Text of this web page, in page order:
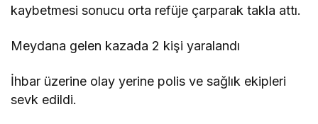
kaybetmesi sonucu orta refüje çarparak takla attı.
Meydana gelen kazada 2 kişi yaralandı
İhbar üzerine olay yerine polis ve sağlık ekipleri
sevk edildi.